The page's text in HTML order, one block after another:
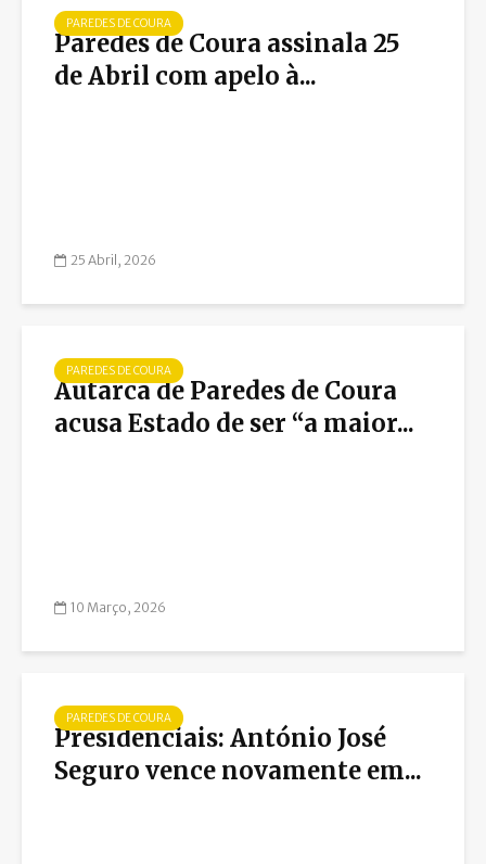
PAREDES DE COURA
Paredes de Coura assinala 25
de Abril com apelo à...
25 Abril, 2026
PAREDES DE COURA
Autarca de Paredes de Coura
acusa Estado de ser “a maior...
10 Março, 2026
PAREDES DE COURA
Presidenciais: António José
Seguro vence novamente em...